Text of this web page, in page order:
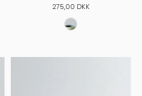
275,00 DKK